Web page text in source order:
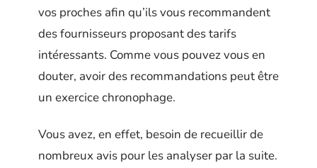
vos proches afin qu’ils vous recommandent
des fournisseurs proposant des tarifs
intéressants. Comme vous pouvez vous en
douter, avoir des recommandations peut être
un exercice chronophage.
Vous avez, en effet, besoin de recueillir de
nombreux avis pour les analyser par la suite.